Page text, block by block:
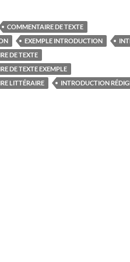
COMMENTAIRE DE TEXTE
EXEMPLE INTRODUCTION
DE TEXTE
DE TEXTE EXEMPLE
LITTÉRAIRE
INTRODUCTION